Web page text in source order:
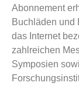
Abonnement
Buchläden und
das Internet
zahlreichen
Symposien